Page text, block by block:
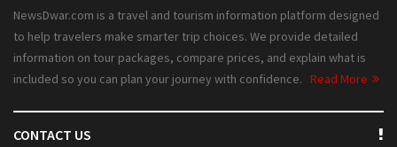
NewsDwar.com is a travel and tourism information platform designed
to help travelers make smarter trip choices. We provide detailed
information on tour packages, compare prices, and explain what is
included so you can plan your journey with confidence. Read More
CONTACT US